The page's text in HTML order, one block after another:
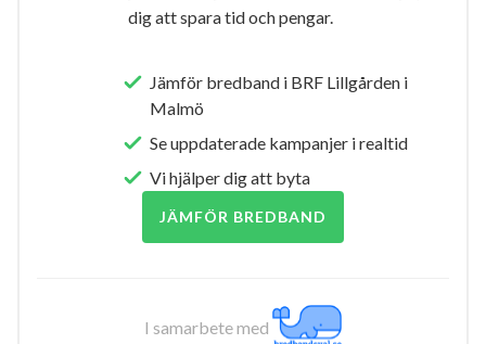
dig att spara tid och pengar.
Jämför bredband i BRF Lillgården i
Malmö
Se uppdaterade kampanjer i realtid
Vi hjälper dig att byta
JÄMFÖR BREDBAND
I samarbete med